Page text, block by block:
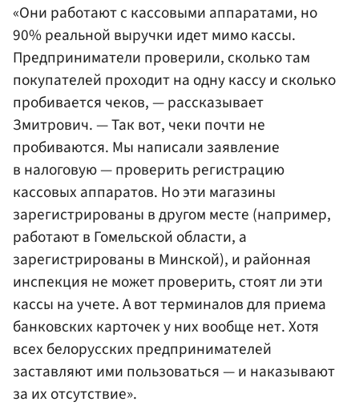
«Они работают с кассовыми аппаратами, но
90% реальной выручки идет мимо кассы.
Предприниматели проверили, сколько там
покупателей проходит на одну кассу и сколько
пробивается чеков, — рассказывает
Змитрович. — Так вот, чеки почти не
пробиваются. Мы написали заявление
в налоговую — проверить регистрацию
кассовых аппаратов. Но эти магазины
зарегистрированы в другом месте (например,
работают в Гомельской области, а
зарегистрированы в Минской), и районная
инспекция не может проверить, стоят ли эти
кассы на учете. А вот терминалов для приема
банковских карточек у них вообще нет. Хотя
всех белорусских предпринимателей
заставляют ими пользоваться — и наказывают
за их отсутствие».